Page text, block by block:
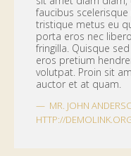
faucibus
tristique metus eu
porta eros nec
fringilla. Quisque
eros pretium
volutpat. Proin sit
auctor et at quam.
MR. JOHN
HTTP://